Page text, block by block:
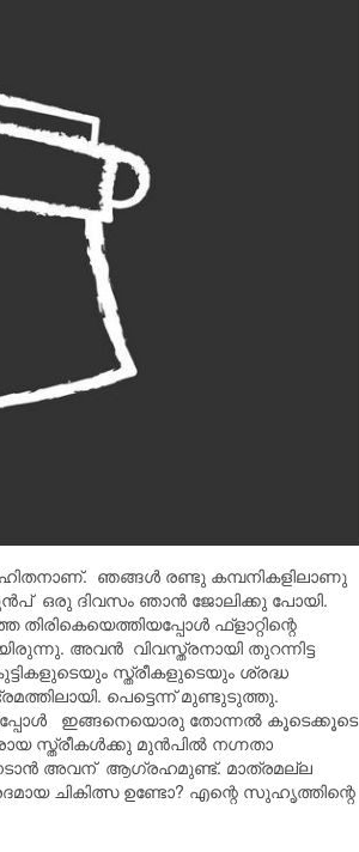
ഞങ്ങൾ രണ്ടു കമ്പനികളിലാണു
ഒരു ദിവസം ഞാൻ ജോലിക്കു പോയി.
ഫ്ളാറ്റിന്റെ
അവൻ വിവസ്ത്രനായി തുറന്നിട്ട
സ്ത്രീകളുടെയും ശ്രദ്ധ
പെട്ടെന്ന് മുണ്ടുടുത്തു.
ഇങ്ങനെയൊരു തോന്നൽ കൂടെക്കൂടെ
സ്ത്രീകൾക്കു മുൻപിൽ നഗ്നതാ
അവന് ആഗ്രഹമുണ്ട്. മാത്രമല്ല
ചികിത്സ ഉണ്ടോ? എന്റെ സുഹൃത്തിന്റെ